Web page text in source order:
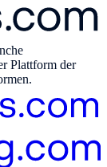
Plattform der